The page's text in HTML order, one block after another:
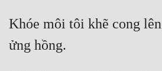
Khóe môi tôi khẽ cong
ửng hồng.